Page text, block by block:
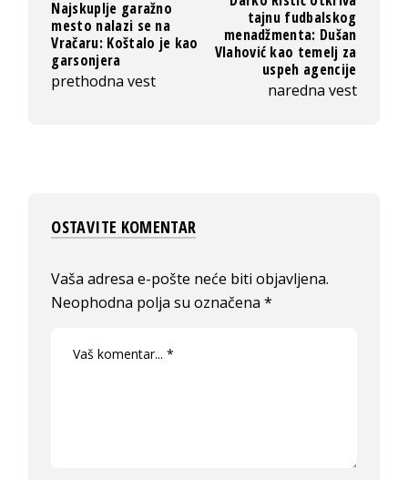
Najskuplje garažno
mesto nalazi se na
Vračaru: Koštalo je kao
garsonjera
prethodna vest
tajnu fudbalskog
menadžmenta: Dušan
Vlahović kao temelj za
uspeh agencije
naredna vest
OSTAVITE KOMENTAR
Vaša adresa e-pošte neće biti objavljena.
Neophodna polja su označena*